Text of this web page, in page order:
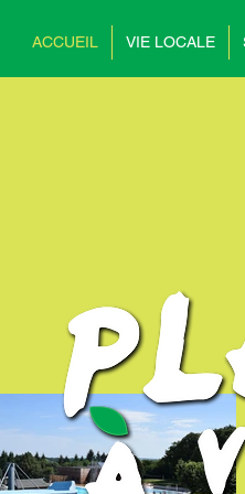
ACCUEIL VIE LOCALE